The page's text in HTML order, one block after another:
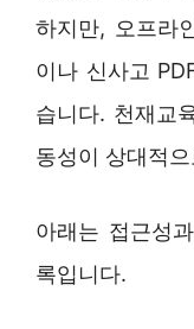
하지만, 오프라
이나 신사고
습니다. 천재교
동성이 상대적
아래는 접근성
록입니다.